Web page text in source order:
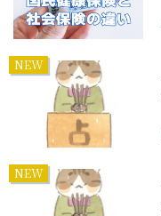
NEW
NEW